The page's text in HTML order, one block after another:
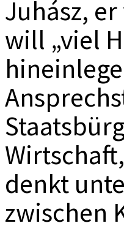
Juhász,
will „viel
denkt
zwischen